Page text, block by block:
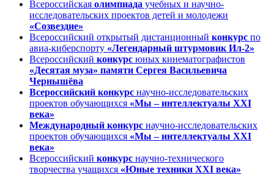
Всероссийская олимпиада учебных и научно-
исследовательских проектов детей и молодежи
«Созвездие»
Всероссийский открытый дистанционный конкурс по
авиа-киберспорту «Легендарный штурмовик Ил-2»
Всероссийский конкурс юных кинематографистов
«Десятая муза» памяти Сергея Васильевича
Чернышёва
Всероссийский конкурс научно-исследовательских
проектов обучающихся «Мы – интеллектуалы XXI
века»
Международный конкурс научно-исследовательских
проектов обучающихся «Мы – интеллектуалы XXI
века»
Всероссийский конкурс научно-технического
творчества учащихся «Юные техники ХХI века»